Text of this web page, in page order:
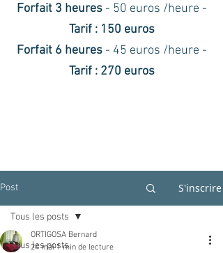
Forfait 3 heures- 50 euros /heure -
Tarif : 150 euros
Forfait 6 heures- 45 euros /heure -
Tarif : 270 euros
Post S'inscrire
Tous les posts
Tous les posts
ORTIGOSA Bernard
24 mai 1 min de lecture